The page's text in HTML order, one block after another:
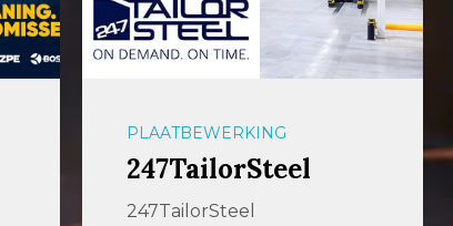
PLAATBEWERKING
247TailorSteel
247TailorSteel